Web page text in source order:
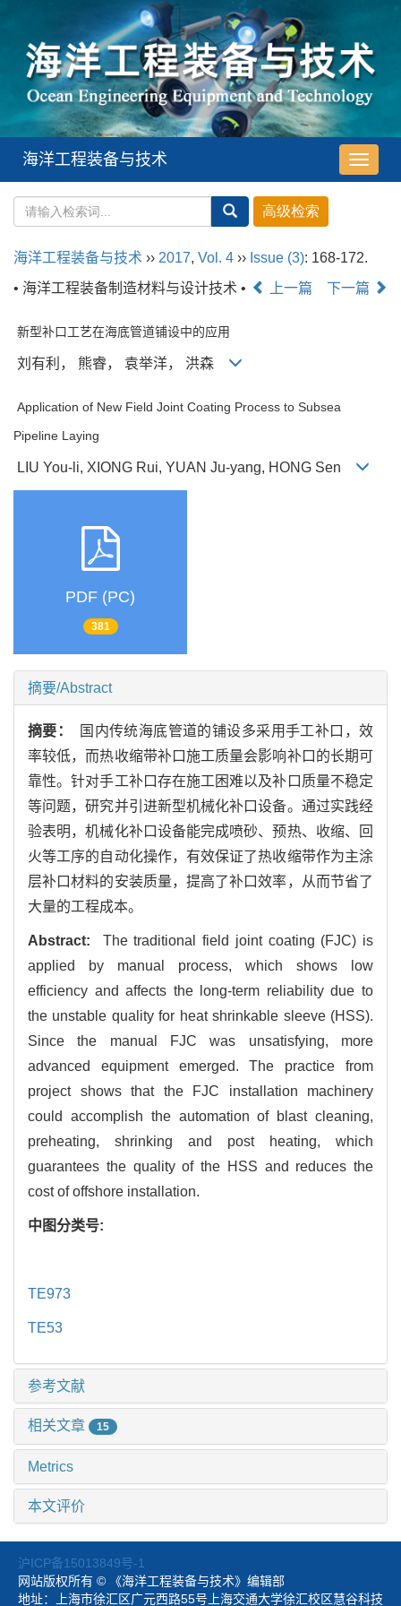
导
航
海洋工程装备与技术
海洋工程装备与技术 ›› 2017, Vol. 4 ›› Issue (3): 168-172.
• 海洋工程装备制造材料与设计技术 •
上一篇 下一篇
新型补口工艺在海底管道铺设中的应用
刘有利， 熊睿， 袁举洋， 洪森
Application of New Field Joint Coating Process to Subsea
Pipeline Laying
LIU You-li, XIONG Rui, YUAN Ju-yang, HONG Sen
PDF (PC)
381
摘要/Abstract
摘要：
国内传统海底管道的铺设多采用手工补口，效
率较低，而热收缩带补口施工质量会影响补口的长期可
靠性。针对手工补口存在施工困难以及补口质量不稳定
等问题，研究并引进新型机械化补口设备。通过实践经
验表明，机械化补口设备能完成喷砂、预热、收缩、回
火等工序的自动化操作，有效保证了热收缩带作为主涂
层补口材料的安装质量，提高了补口效率，从而节省了
大量的工程成本。
Abstract:
The traditional field joint coating (FJC) is
applied by manual process, which shows low
efficiency and affects the long-term reliability due to
the unstable quality for heat shrinkable sleeve (HSS).
Since the manual FJC was unsatisfying, more
advanced equipment emerged. The practice from
project shows that the FJC installation machinery
could accomplish the automation of blast cleaning,
preheating, shrinking and post heating, which
guarantees the quality of the HSS and reduces the
cost of offshore installation.
中图分类号:
TE973
TE53
参考文献
相关文章 15
Metrics
本文评价
沪ICP备15013849号-1
网站版权所有 © 《海洋工程装备与技术》编辑部
地址：上海市徐汇区广元西路55号上海交通大学徐汇校区慧谷科技